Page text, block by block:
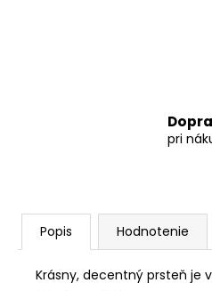
pri
Popis Hodnotenie
Krásny, decentný prsteň je